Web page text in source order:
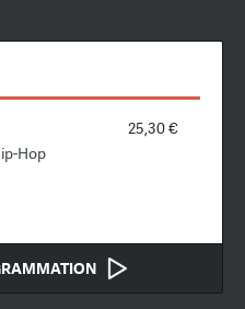
25,30 €
Hop